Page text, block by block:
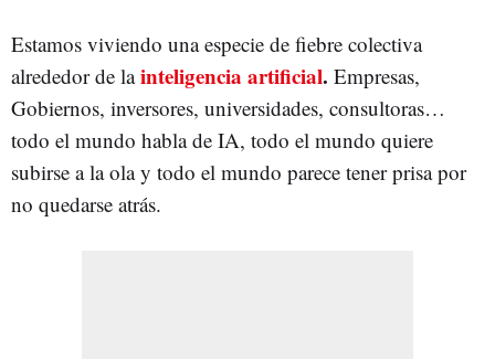
Estamos viviendo una especie de fiebre colectiva
alrededor de lainteligencia artificial. Empresas,
Gobiernos, inversores, universidades, consultoras…
todo el mundo habla de IA, todo el mundo quiere
subirse a la ola y todo el mundo parece tener prisa por
no quedarse atrás.